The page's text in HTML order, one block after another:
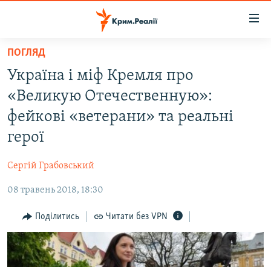
Перейти
основного
матеріалу
Перейти
до
основної
Перейти
до
ВОДА.КРИМ
ВІДЕО ТА ФОТО
ПОЛІТИКА
ПОГЛЯД
ІНТЕРВ'Ю
ВСЕ ЗА ДЕНЬ
СПЕЦПРОЕКТИ
ДЕПОРТАЦІЯ
ЯК ОБІЙТИ БЛОКУВАННЯ
ПОГЛЯД
Україна і міф Кремля про
«Великую Отечественную»:
фейкові «ветерани» та реальні
герої
Сергій Грабовський
08 травень 2018, 18:30
Поділитись Читати без VPN